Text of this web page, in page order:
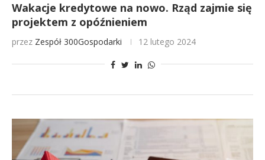
Wakacje kredytowe na nowo. Rząd zajmie się
projektem z opóźnieniem
przez Zespół 300Gospodarki 12 lutego 2024